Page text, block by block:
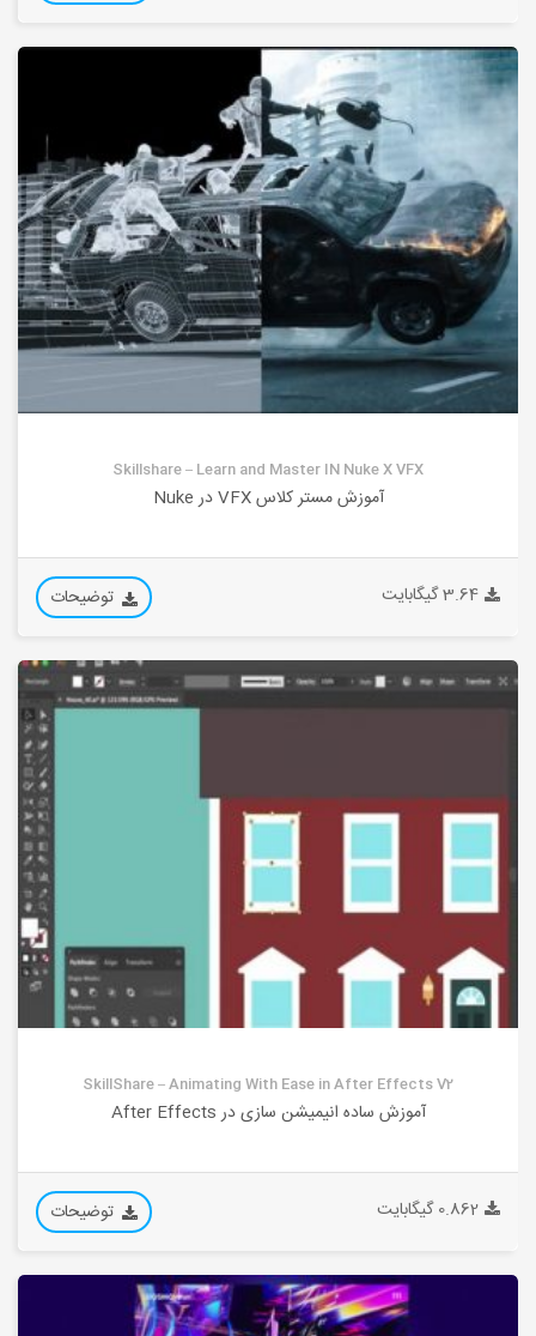
Skillshare – Learn and Master IN Nuke X VFX
آموزش مستر کلاس VFX در Nuke
3.64 گیگابایت توضیحات
SkillShare – Animating With Ease in After Effects V2
آموزش ساده انیمیشن سازی در After Effects
0.862 گیگابایت توضیحات